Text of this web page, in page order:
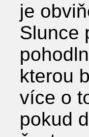
je
Slunce
kterou
více o
pokud